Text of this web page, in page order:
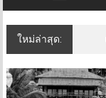
ใหม่ล่าสุด: